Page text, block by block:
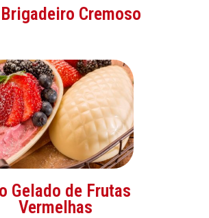
Cremoso
Gelado de Frutas
Vermelhas